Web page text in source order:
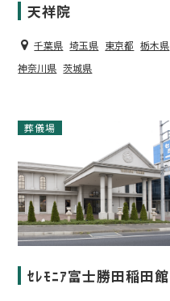
天祥院
千葉県 埼玉県 東京都 栃木県
神奈川県 茨城県
葬儀場
ｾﾚﾓﾆｱ富士勝田稲田館